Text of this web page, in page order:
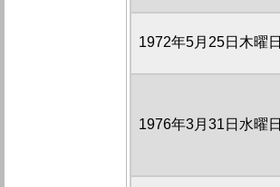
1972年5月25日木曜日
1976年3月31日水曜日